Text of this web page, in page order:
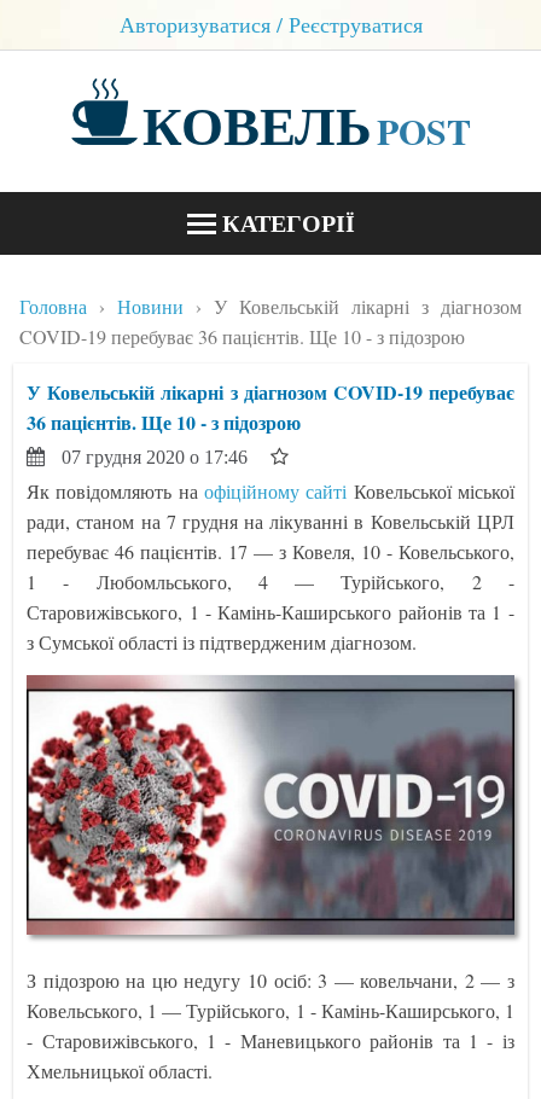
Авторизуватися / Реєструватися
КОВЕЛЬPOST
КАТЕГОРІЇ
БЛОГИ
КОНТАКТИ
Головна Новини
У Ковельській лікарні з діагнозом
COVID-19 перебуває 36 пацієнтів. Ще 10 - з підозрою
У Ковельській лікарні з діагнозом COVID-19 перебуває
36 пацієнтів. Ще 10 - з підозрою
07 грудня 2020 о 17:46
Як повідомляють на офіційному сайті Ковельської міської
ради, станом на 7 грудня на лікуванні в Ковельській ЦРЛ
перебуває 46 пацієнтів. 17 — з Ковеля, 10 - Ковельського,
1 - Любомльського, 4 — Турійського, 2 -
Старовижівського, 1 - Камінь-Каширського районів та 1 -
з Сумської області із підтвердженим діагнозом.
З підозрою на цю недугу 10 осіб: 3 — ковельчани, 2 — з
Ковельського, 1 — Турійського, 1 - Камінь-Каширського, 1
- Старовижівського, 1 - Маневицького районів та 1 - із
Хмельницької області.